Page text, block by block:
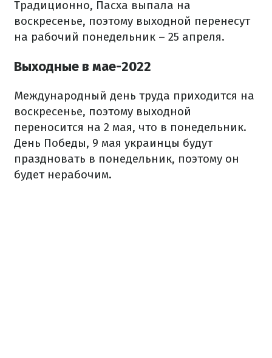
Традиционно, Пасха выпала на
воскресенье, поэтому выходной перенесут
на рабочий понедельник – 25 апреля.
Выходные в мае-2022
Международный день труда приходится на
воскресенье, поэтому выходной
переносится на 2 мая, что в понедельник.
День Победы, 9 мая украинцы будут
праздновать в понедельник, поэтому он
будет нерабочим.